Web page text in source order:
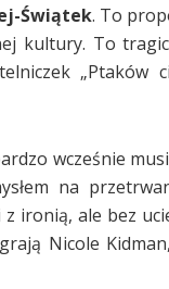
Świątek. To
kultury. To
„Ptaków
wcześnie
na
ironią, ale bez
Nicole